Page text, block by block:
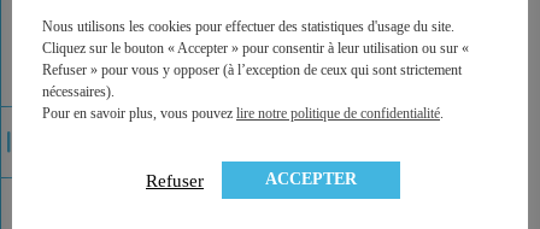
Nous utilisons les cookies pour effectuer des statistiques d'usage du site.
Cliquez sur le bouton « Accepter » pour consentir à leur utilisation ou sur «
Refuser » pour vous y opposer (à l’exception de ceux qui sont strictement
nécessaires).
Pour en savoir plus, vous pouvez lire notre politique de confidentialité.
Refuser ACCEPTER